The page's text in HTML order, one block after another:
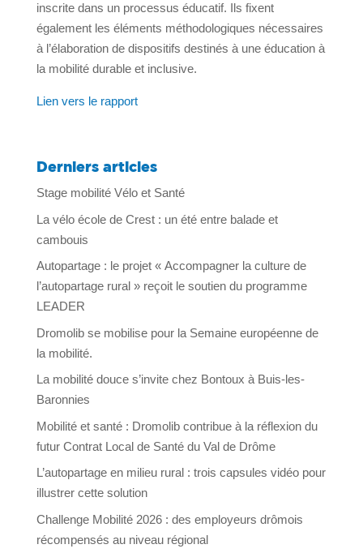
inscrite dans un processus éducatif. Ils fixent
également les éléments méthodologiques nécessaires
à l’élaboration de dispositifs destinés à une éducation à
la mobilité durable et inclusive.
Lien vers le rapport
Derniers articles
Stage mobilité Vélo et Santé
La vélo école de Crest : un été entre balade et
cambouis
Autopartage : le projet « Accompagner la culture de
l’autopartage rural » reçoit le soutien du programme
LEADER
Dromolib se mobilise pour la Semaine européenne de
la mobilité.
La mobilité douce s’invite chez Bontoux à Buis-les-
Baronnies
Mobilité et santé : Dromolib contribue à la réflexion du
futur Contrat Local de Santé du Val de Drôme
L’autopartage en milieu rural : trois capsules vidéo pour
illustrer cette solution
Challenge Mobilité 2026 : des employeurs drômois
récompensés au niveau régional